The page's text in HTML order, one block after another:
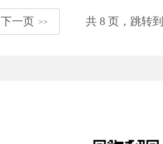
下一页 >> 共 8 页，跳转